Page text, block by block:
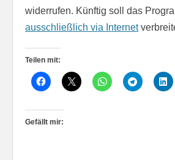
widerrufen. Künftig soll das
ausschließlich via Internet
Teilen mit:
Gefällt mir: